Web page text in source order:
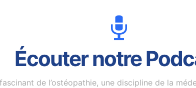
Écouter notre
de l’ostéopathie, une discipline de la